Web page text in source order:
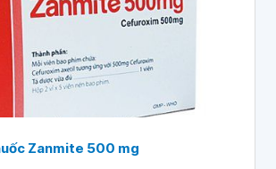
Zanmite 500 mg